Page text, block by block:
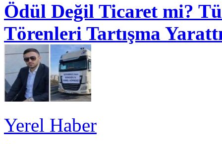
Ödül Değil Ticaret mi?
Törenleri Tartışma
Yerel Haber